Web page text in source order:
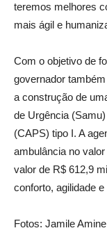
teremos melhores
mais ágil e
Com o objetivo de
governador
a construção de
de Urgência
(CAPS) tipo I. A
ambulância no
valor de R$ 612,9
conforto, agilidade
Fotos: Jamile